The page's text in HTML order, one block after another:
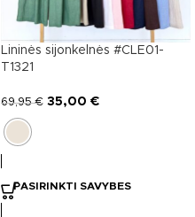
Lininės sijonkelnės #CLE01-
T1321
69,95€ 35,00 €
PASIRINKTI SAVYBES